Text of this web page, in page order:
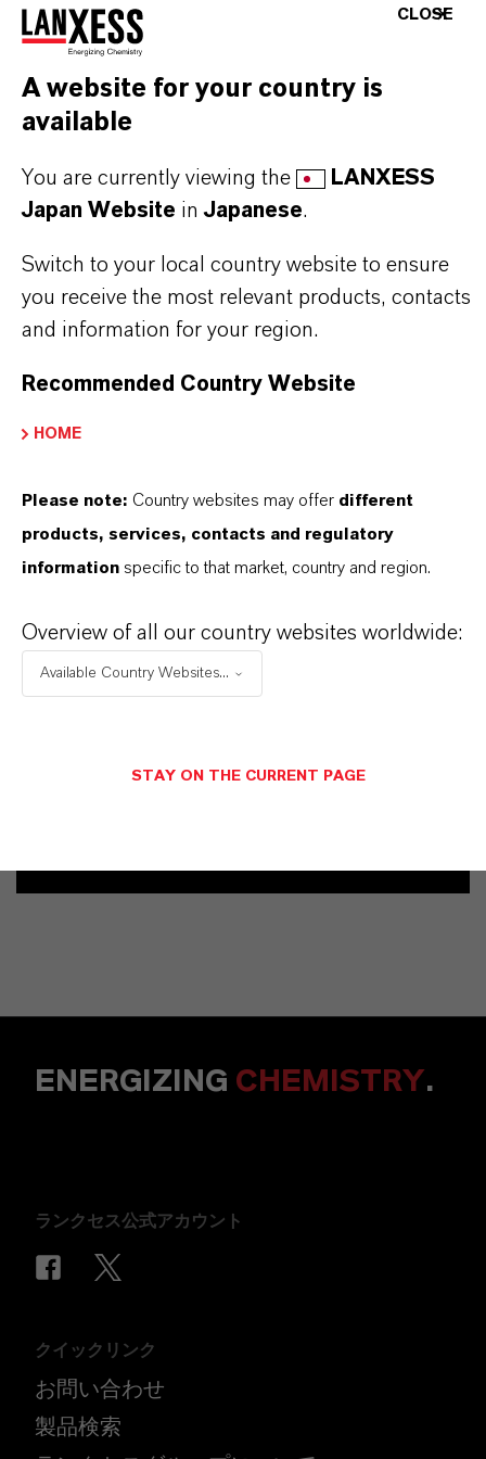
PRODUCT DATA SHEETS
こちらから製品のデータシートをダウンロード
できます。ドロップダウンメニューから項目を
選択すると、ダウンロードリンクが表示されま
Technical Data Sheet
法分野を選択してください
言語を選択
Vehbi Emre Ekici
Mannheim
ENERGIZING CHEMISTRY.
ランクセス公式アカウント
クイックリンク
お問い合わせ
製品検索
CLOSE
A website for your country is
available
You are currently viewing the
LANXESS
Japan Website inJapanese.
Switch to your local country website to ensure
you receive the most relevant products, contacts
and information for your region.
Recommended Country Website
HOME
Please note: Country websites may offer different
products, services, contacts and regulatory
information specific to that market, country and region.
Overview of all our country websites worldwide:
Available Country Websites...
STAY ON THE CURRENT PAGE